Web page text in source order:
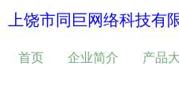
上饶市同巨网络科技有
首页 企业简介 产品